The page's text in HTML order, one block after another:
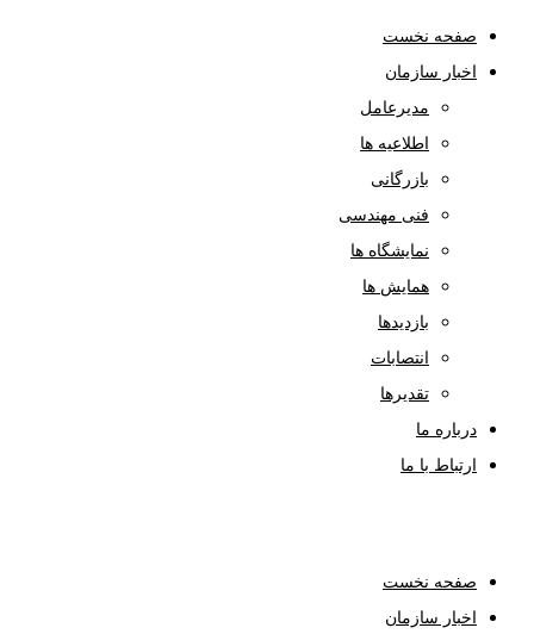
صفحه نخست
اخبار سازمان
مدیرعامل
اطلاعیه ها
بازرگانی
فنی مهندسی
نمایشگاه ها
همایش ها
بازدیدها
انتصابات
تقدیرها
درباره ما
ارتباط با ما
صفحه نخست
اخبار سازمان